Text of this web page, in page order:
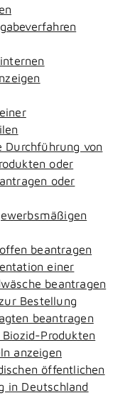
Durchführung von
oder
oder
beantragen
einer
beantragen
Bestellung
beantragen
Produkten
anzeigen
öffentlichen
in Deutschland